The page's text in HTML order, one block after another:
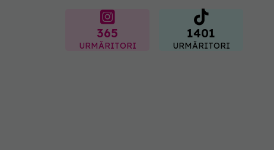
365
URMĂRITORI
1401
URMĂRITORI